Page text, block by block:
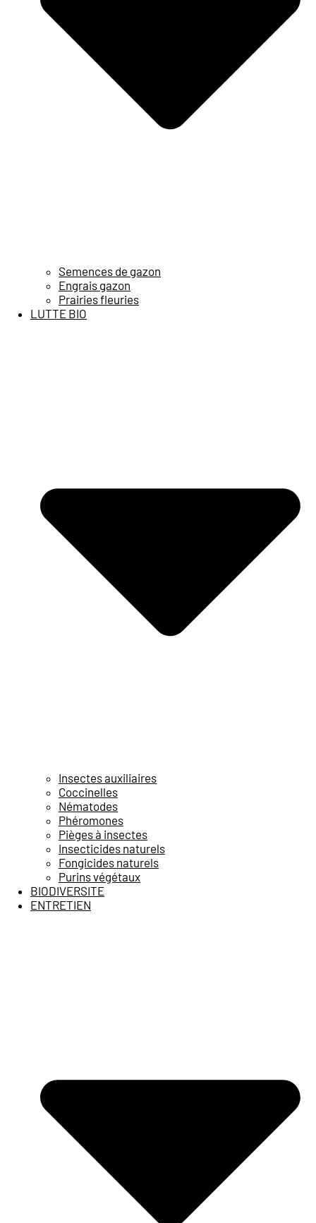
Semences de gazon
Engrais gazon
Prairies fleuries
LUTTE BIO
Insectes auxiliaires
Coccinelles
Nématodes
Phéromones
Pièges à insectes
Insecticides naturels
Fongicides naturels
Purins végétaux
BIODIVERSITE
ENTRETIEN